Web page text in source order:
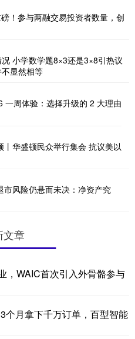
！参与两融交易投资者数量，创
小学数学题8×3还是3×8引热议
显然相等
一周体验：选择升级的 2 大理由
华盛顿民众举行集会 抗议美以
市风险仍悬而未决：净资产究
文章
，WAIC首次引入外骨骼参与
个月拿下千万订单，百型智能